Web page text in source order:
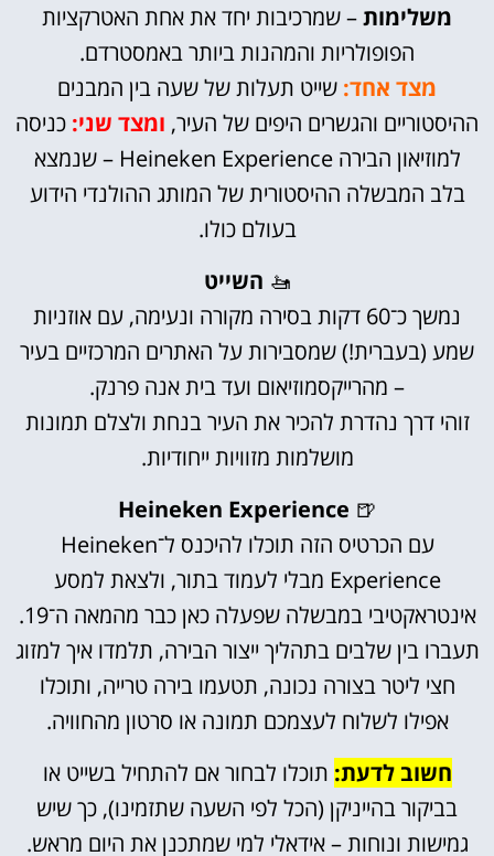
משלימות– שמרכיבות יחד את אחת האטרקציות
הפופולריות והמהנות ביותר באמסטרדם.
מצד אחד: שייט תעלות של שעה בין המבנים
ההיסטוריים והגשרים היפים של העיר, ומצד שני: כניסה
למוזיאון הבירה Heineken Experience – שנמצא
בלב המבשלה ההיסטורית של המותג ההולנדי הידוע
בעולם כולו.
🚤 השייט
נמשך כ־60 דקות בסירה מקורה ונעימה, עם אוזניות
שמע (בעברית!) שמסבירות על האתרים המרכזיים בעיר
– מהרייקסמוזיאום ועד בית אנה פרנק.
זוהי דרך נהדרת להכיר את העיר בנחת ולצלם תמונות
מושלמות מזוויות ייחודיות.
🍺
Heineken Experience
עם הכרטיס הזה תוכלו להיכנס ל־Heineken
Experience מבלי לעמוד בתור, ולצאת למסע
אינטראקטיבי במבשלה שפעלה כאן כבר מהמאה ה־19.
תעברו בין שלבים בתהליך ייצור הבירה, תלמדו איך למזוג
חצי ליטר בצורה נכונה, תטעמו בירה טרייה, ותוכלו
אפילו לשלוח לעצמכם תמונה או סרטון מהחוויה.
חשוב לדעת: תוכלו לבחור אם להתחיל בשייט או
בביקור בהייניקן (הכל לפי השעה שתזמינו), כך שיש
גמישות ונוחות – אידאלי למי שמתכנן את היום מראש.